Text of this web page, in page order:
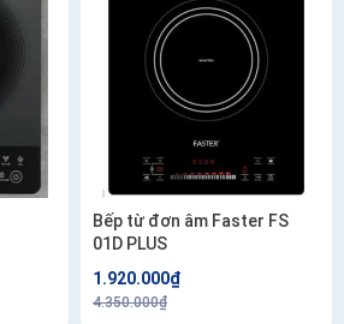
Bếp từ đơn âm Faster FS
01D PLUS
1.920.000₫
4.350.000₫